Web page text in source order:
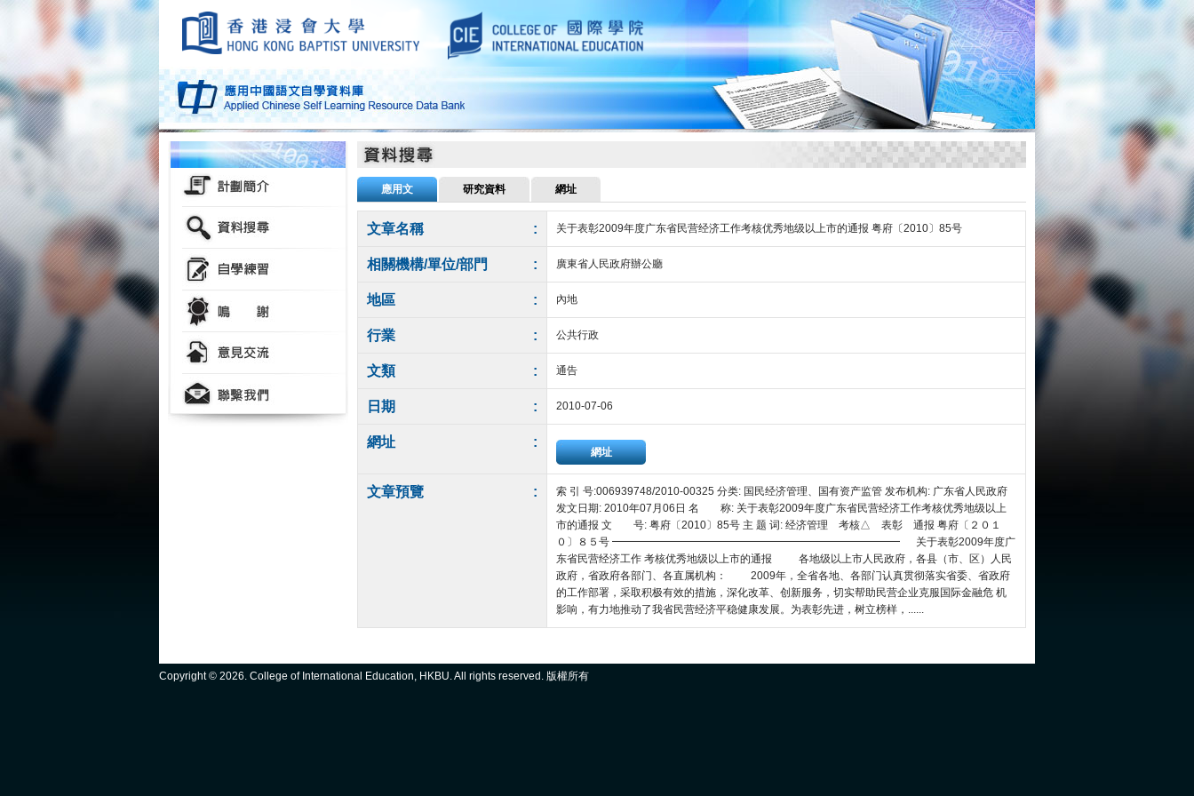
應用文 研究資料 網址
文章名稱 : 关于表彰2009年度广东省民营经济工作考核优秀地级以上市的通报 粤府〔2010〕85号
相關機構/單位/部門 : 廣東省人民政府辦公廳
地區 : 內地
行業 : 公共行政
文類 : 通告
日期 : 2010-07-06
網址 :
網址
文章預覽 :
索 引 号:006939748/2010-00325 分类: 国民经济管理、国有资产监管 发布机构: 广东省人民政府
发文日期: 2010年07月06日 名 称: 关于表彰2009年度广东省民营经济工作考核优秀地级以上
市的通报 文 号: 粤府〔2010〕85号 主 题 词: 经济管理 考核△ 表彰 通报 粤府〔２０１
０〕８５号 ━━━━━━━━━━━━━━━━━━━━━━━━━━━ 关于表彰2009年度广
东省民营经济工作 考核优秀地级以上市的通报 各地级以上市人民政府，各县（市、区）人民
政府，省政府各部门、各直属机构： 2009年，全省各地、各部门认真贯彻落实省委、省政府
的工作部署，采取积极有效的措施，深化改革、创新服务，切实帮助民营企业克服国际金融危 机
影响，有力地推动了我省民营经济平稳健康发展。为表彰先进，树立榜样，......
Copyright © 2026. College of International Education, HKBU. All rights reserved. 版權所有